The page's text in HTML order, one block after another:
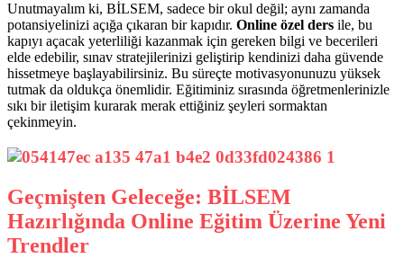
Unutmayalım ki, BİLSEM, sadece bir okul değil; aynı zamanda
potansiyelinizi açığa çıkaran bir kapıdır. Online özel ders ile, bu
kapıyı açacak yeterliliği kazanmak için gereken bilgi ve becerileri
elde edebilir, sınav stratejilerinizi geliştirip kendinizi daha güvende
hissetmeye başlayabilirsiniz. Bu süreçte motivasyonunuzu yüksek
tutmak da oldukça önemlidir. Eğitiminiz sırasında öğretmenlerinizle
sıkı bir iletişim kurarak merak ettiğiniz şeyleri sormaktan
çekinmeyin.
Geçmişten Geleceğe: BİLSEM
Hazırlığında Online Eğitim Üzerine Yeni
Trendler